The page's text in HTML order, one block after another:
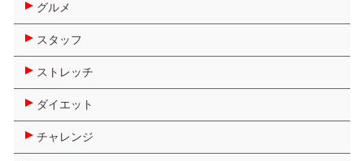
グルメ
スタッフ
ストレッチ
ダイエット
チャレンジ